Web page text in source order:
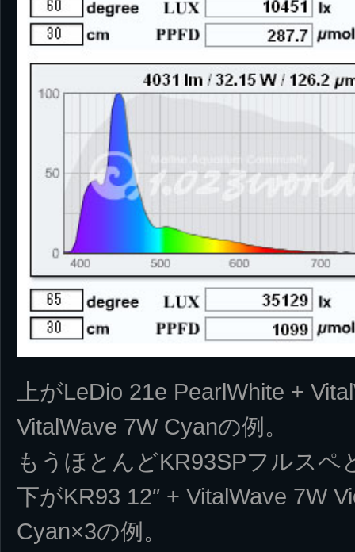
上がLeDio 21e PearlWhite +
VitalWave 7W Cyanの例。
もうほとんどKR93SPフルスペ
下がKR93 12″ + VitalWave 7W
Cyan×3の例。